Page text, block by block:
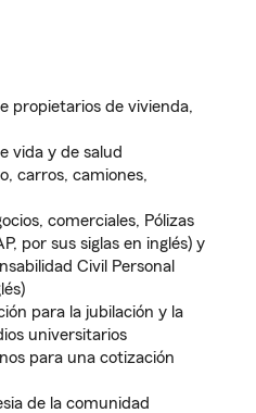
propietarios de vivienda,
vida y de salud
carros, camiones,
comerciales, Pólizas
por sus siglas en inglés) y
Civil Personal
para la jubilación y la
universitarios
para una cotización
de la comunidad